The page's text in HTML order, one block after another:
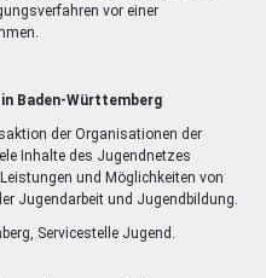
vor einer
Baden-Württemberg
der Organisationen der
Inhalte des Jugendnetzes
und Möglichkeiten von
Jugendarbeit und Jugendbildung.
Servicestelle Jugend.